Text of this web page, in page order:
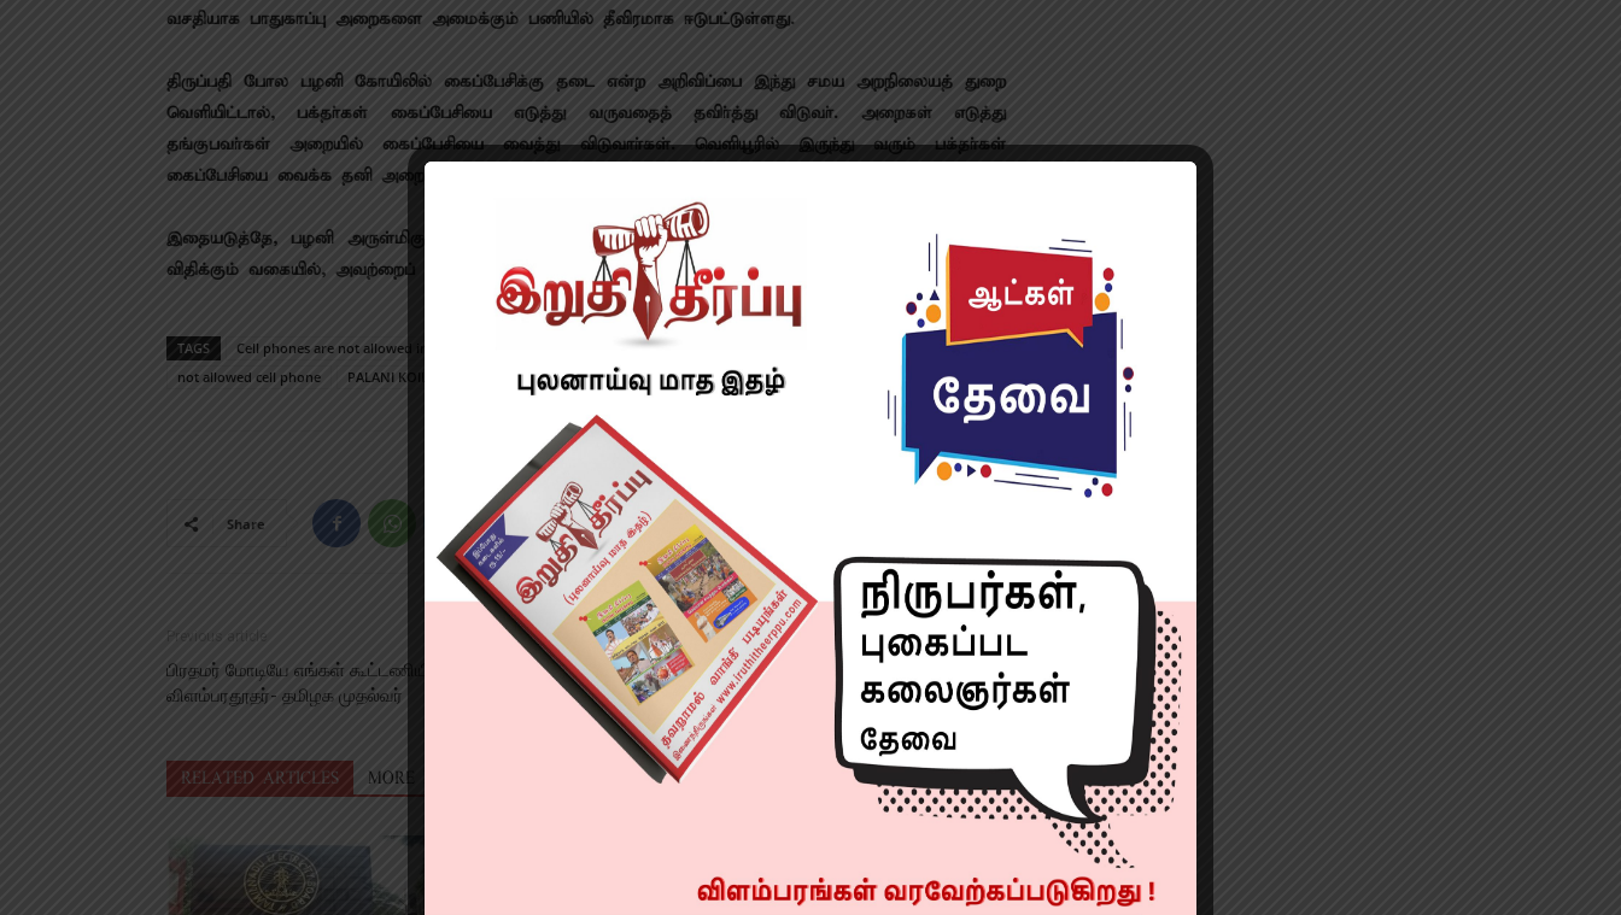
வசதியாக பாதுகாப்பு அறைகளை அமைக்கும் பணியில் தீவிரமாக ஈடுபட்டுள்ளது.
திருப்பதி போல பழனி கோயிலில் கைப்பேசிக்கு தடை என்ற அறிவிப்பை இந்து சமய அறநிலையத் துறை
வெளியிட்டால், பக்தா்கள் கைப்பேசியை எடுத்து வருவதைத் தவிா்த்து விடுவா். அறைகள் எடுத்து
தங்குபவா்கள் அறையில் கைப்பேசியை வைத்து விடுவாா்கள். வெளியூரில் இருந்து வரும் பக்தா்கள்
கைப்பேசியை வைக்க தனி அறை வழங்கி டோக்கன் கொடுக்கப்படும் என்று தகவல்கள் தெரிவிக்கின்றன.
இதையடுத்தே, பழனி அருள்மிகு தண்டாயுதபாணி சுவாமி கோயிலில் கைப்பேசி கொண்டு செல்ல தடை
விதிக்கும் வகையில், அவற்றைப் பாதுகாக்க அறைகளை அமைக்கும் பணி தீவிரமாக நடைபெற்று வருகிறது.
TAGS Cell phones are not allowed inside the Palani Murugan Temple iruthi theerppu news
not allowed cell phone
PALANI KOIL PALANI MURUGAN KOIL
Share
Previous article
பிரதமர் மோடியே எங்கள் கூட்டணியின் சிறந்த
விளம்பரதூதர்- தமிழக முதல்வர்
Next article
கிரில் சிக்கன் சாப்பிட்ட குழந்தைகளுக்கு வாந்தி…..!
RELATED ARTICLES MORE FROM AUTHOR